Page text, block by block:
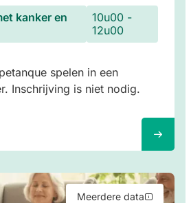
kanker en
10u00 -
12u00
spelen in een
Inschrijving is niet nodig.
Meerdere data